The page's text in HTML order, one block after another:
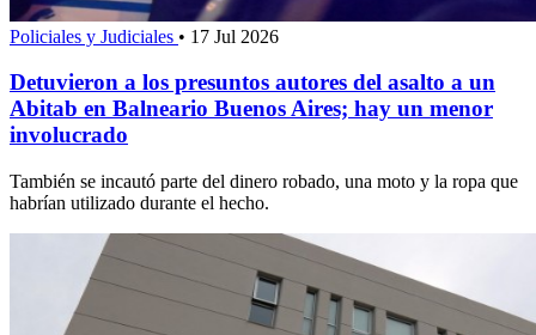
Policiales y Judiciales • 17 Jul 2026
Detuvieron a los presuntos autores del asalto a un
Abitab en Balneario Buenos Aires; hay un menor
involucrado
También se incautó parte del dinero robado, una moto y la ropa que
habrían utilizado durante el hecho.